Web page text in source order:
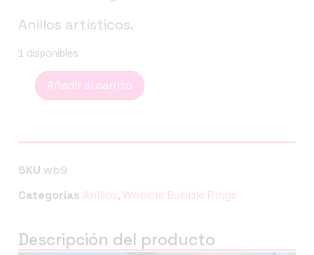
Anillos artísticos.
1 disponibles
Añadir al carrito
SKU wb9
Categorías Anillos, Wobble Bubble Rings
Descripción del producto